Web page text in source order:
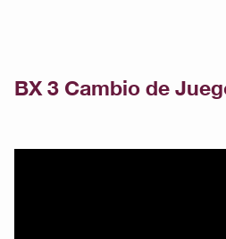
BX 3 Cambio de